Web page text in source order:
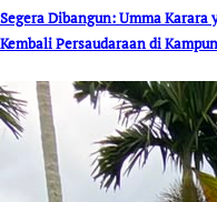
Segera Dibangun: Umma Karara
Kembali Persaudaraan di